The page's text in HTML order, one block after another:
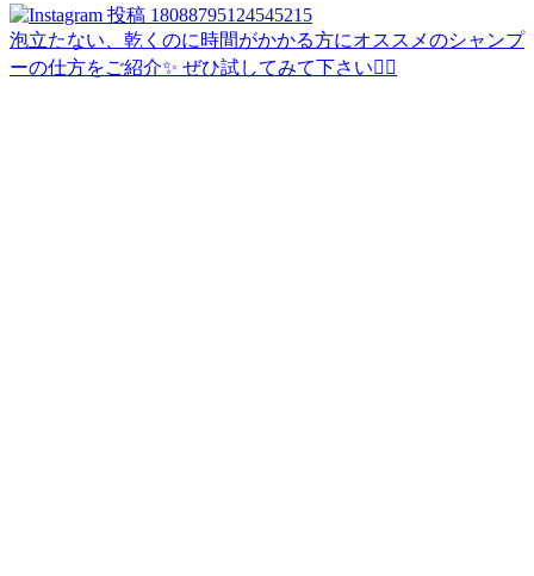
泡立たない、乾くのに時間がかかる方にオススメのシャンプ
ーの仕方をご紹介✨ ぜひ試してみて下さい🙇‍♀